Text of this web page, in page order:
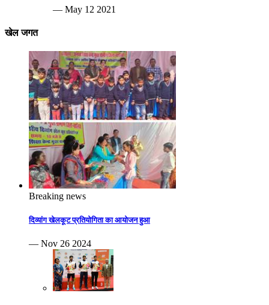
— May 12 2021
खेल जगत
Breaking news
दिव्यांग खेलकूट प्रतियोगिता का आयोजन हुआ
— Nov 26 2024